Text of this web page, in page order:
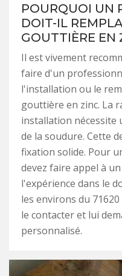
POURQUOI UN
DOIT-IL
GOUTTIÈRE EN
Il est vivement
faire d'un
l'installation ou le
gouttière en zinc. La
installation nécessite
de la soudure. Cette
fixation solide. Pour
devez faire appel à
l'expérience dans le
les environs du
le contacter et lui
personnalisé.